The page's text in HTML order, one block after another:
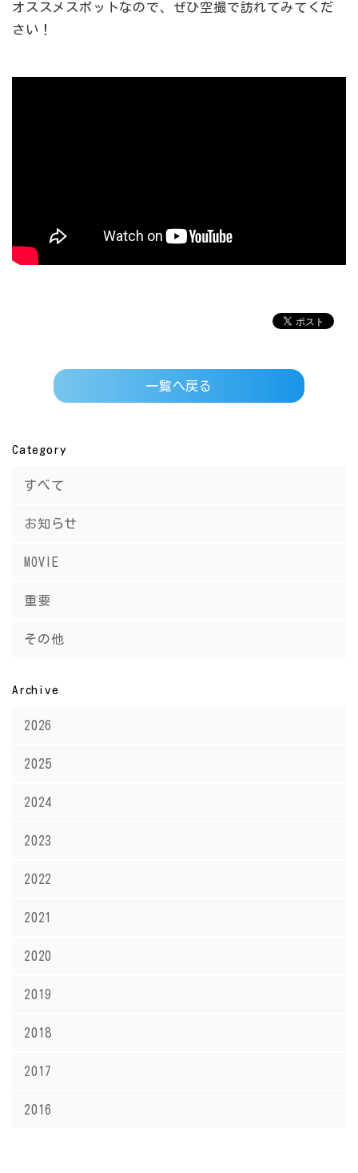
オススメスポットなので、ぜひ空撮で訪れてみてくだ
さい！
一覧へ戻る
Category
すべて
お知らせ
MOVIE
重要
その他
Archive
2026
2025
2024
2023
2022
2021
2020
2019
2018
2017
2016